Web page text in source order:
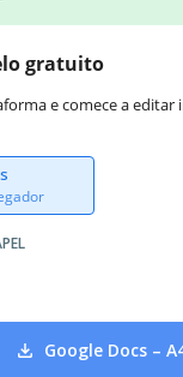
gratuito
e comece a
Google Docs –